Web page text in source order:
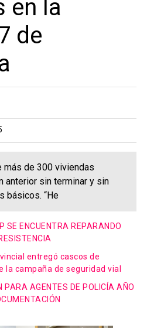
en la
de
más de 300 viviendas
anterior sin terminar y sin
básicos. “He
SE ENCUENTRA REPARANDO
entregó cascos de
la campaña de seguridad vial
PARA AGENTES DE POLICÍA AÑO